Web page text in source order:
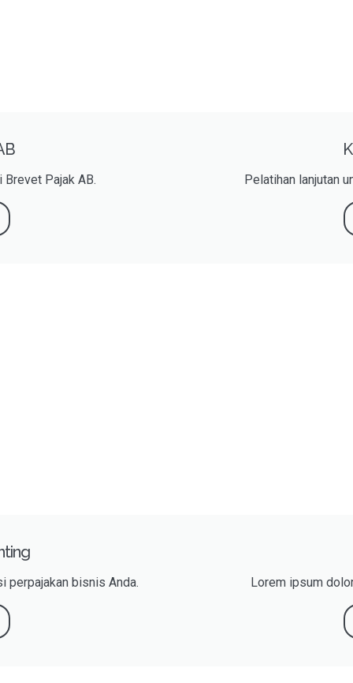
Pajak AB. Pelatihan lanjutan
perpajakan bisnis Anda. Lorem ipsum